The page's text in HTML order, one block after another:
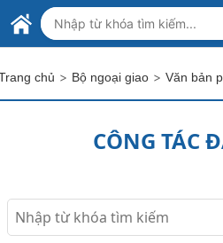
Skip to Main Content
BỘ NGOẠI GIAO VIỆT NAM
MINISTRY OF FOREIGN
chủ > Bộ ngoại giao > Văn bản
CÔNG TÁC